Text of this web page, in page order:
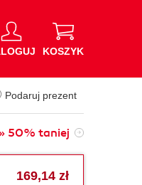
KOSZYK
Podaruj prezent
50% taniej
169,14 zł